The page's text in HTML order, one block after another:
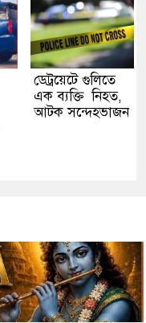
ডেট্রয়েটে গুলিতে
এক ব্যক্তি নিহত,
আটক সন্দেহভাজন